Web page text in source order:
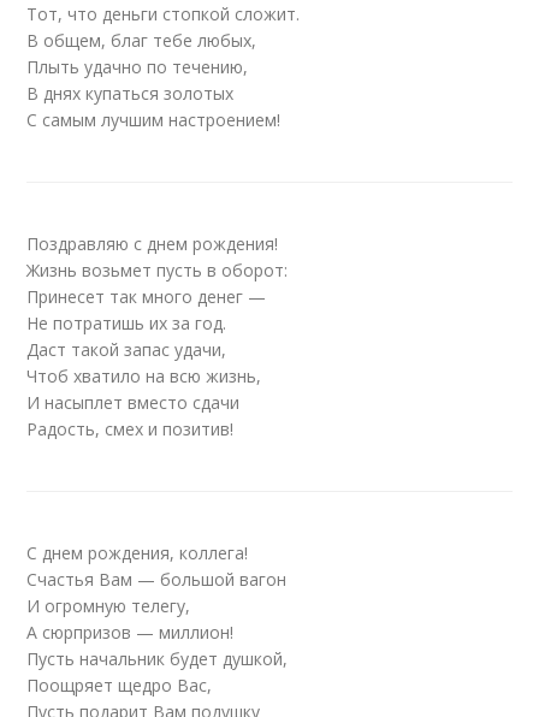
Тот, что деньги стопкой сложит.
В общем, благ тебе любых,
Плыть удачно по течению,
В днях купаться золотых
С самым лучшим настроением!
Поздравляю с днем рождения!
Жизнь возьмет пусть в оборот:
Принесет так много денег —
Не потратишь их за год.
Даст такой запас удачи,
Чтоб хватило на всю жизнь,
И насыплет вместо сдачи
Радость, смех и позитив!
С днем рождения, коллега!
Счастья Вам — большой вагон
И огромную телегу,
А сюрпризов — миллион!
Пусть начальник будет душкой,
Поощряет щедро Вас,
Пусть подарит Вам подушку